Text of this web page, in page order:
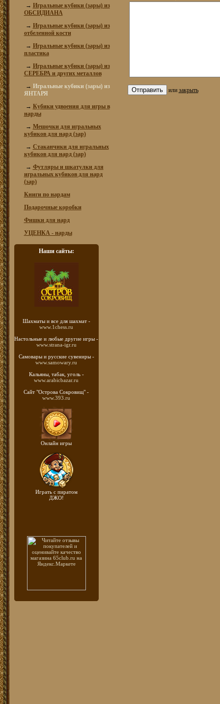
→ Игральные кубики (зары) из
ОБСИДИАНА
→ Игральные кубики (зары) из
отбеленной кости
→ Игральные кубики (зары) из
пластика
→ Игральные кубики (зары) из
СЕРЕБРА и других металлов
→ Игральные кубики (зары) из
ЯНТАРЯ
→ Кубики удвоения для игры в
нарды
→ Мешочки для игральных
кубиков для нард (зар)
→ Стаканчики для игральных
кубиков для нард (зар)
→ Футляры и шкатулки для
игральных кубиков для нард
(зар)
Книги по нардам
Подарочные коробки
Фишки для нард
УЦЕНКА - нарды
Наши сайты:
Шахматы и все для шахмат -
www.1chess.ru
Настольные и любые другие игры -
www.strana-igr.ru
Самовары и русские сувениры -
www.samowary.ru
Кальяны, табак, уголь -
www.arabicbazar.ru
Сайт "Острова Сокровищ" -
www.393.ru
Онлайн игры
Играть с пиратом
ДЖО!
или закрыть